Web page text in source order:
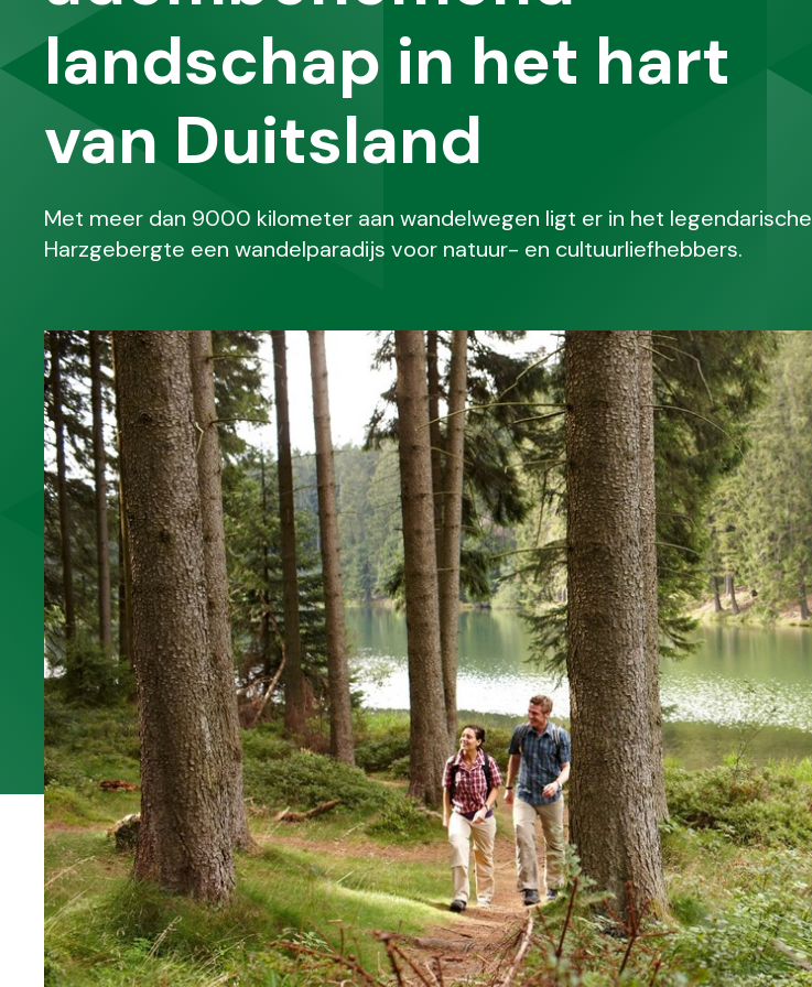
landschap in het hart
van Duitsland
Met meer dan 9000 kilometer aan wandelwegen ligt er in het legendarische
Harzgebergte een wandelparadijs voor natuur- en cultuurliefhebbers.